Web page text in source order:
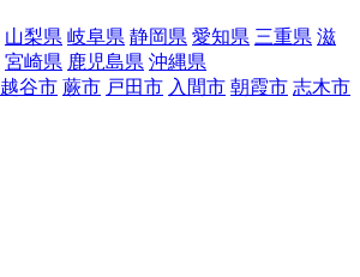
山梨県 岐阜県 静岡県 愛知県 三重県 滋
宮崎県 鹿児島県 沖縄県
越谷市 蕨市 戸田市 入間市 朝霞市 志木市